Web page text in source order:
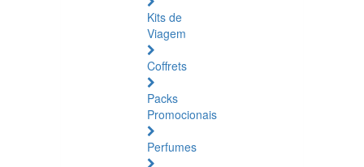
Kits de
Viagem
Coffrets
Packs
Promocionais
Perfumes